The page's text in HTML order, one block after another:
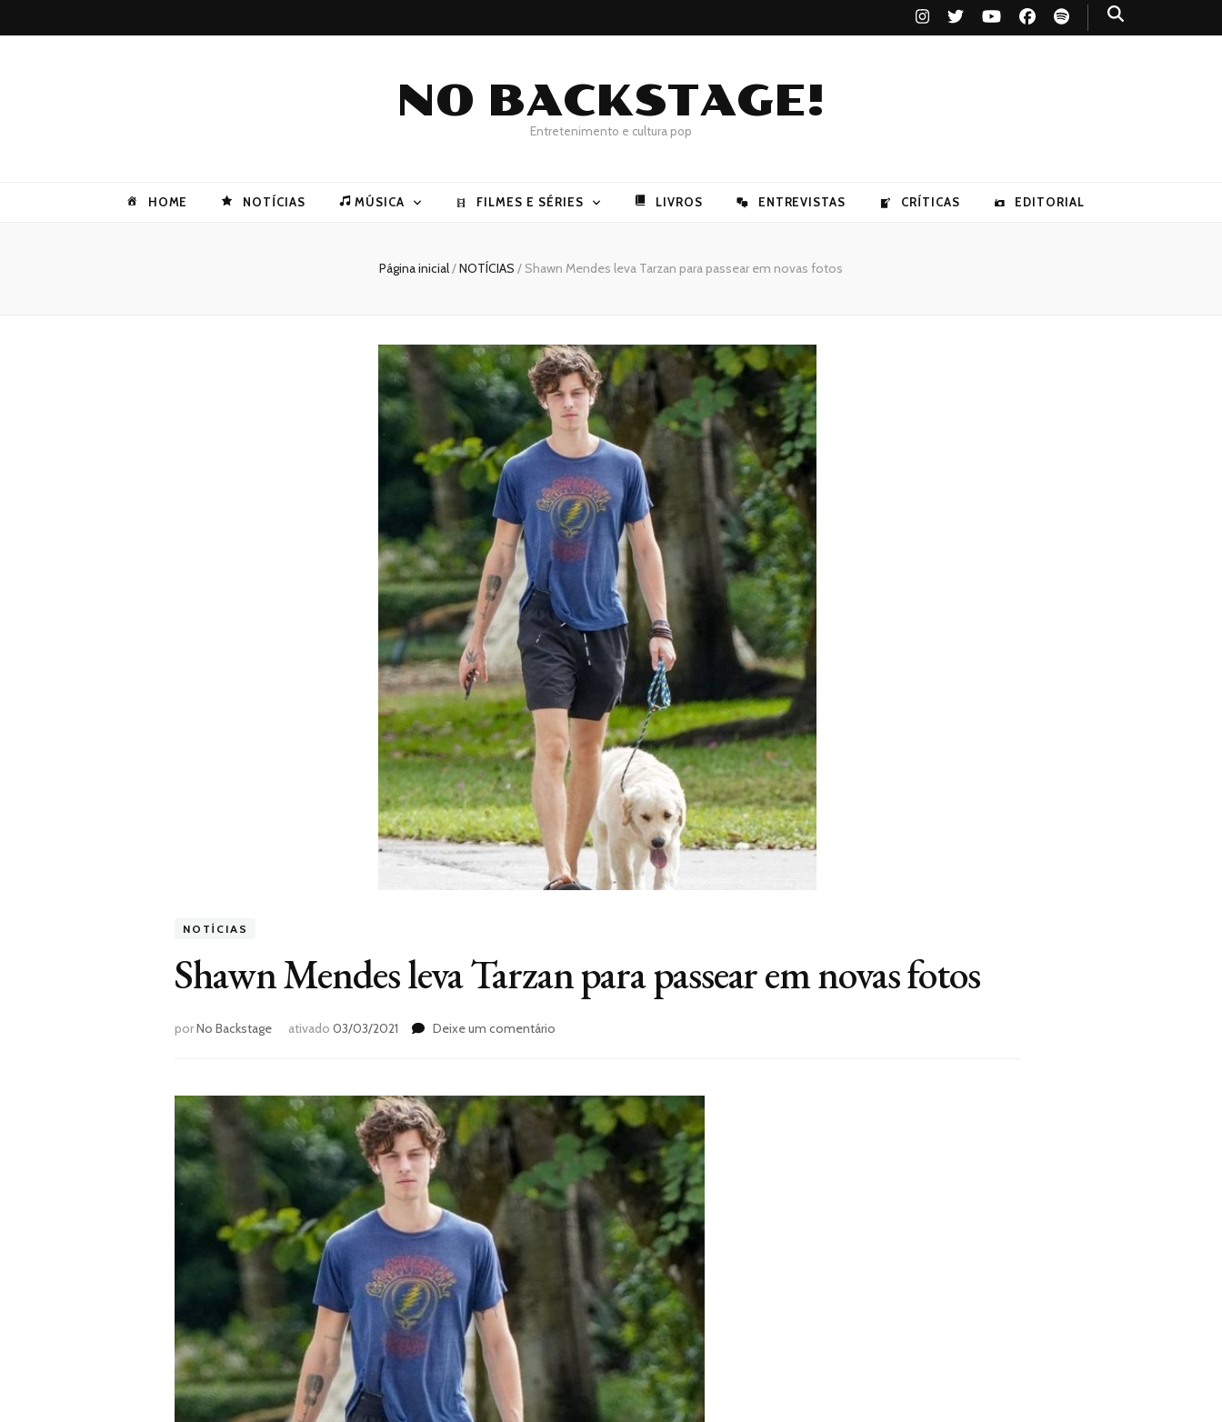
NO BACKSTAGE!
Entretenimento e cultura pop
HOME NOTÍCIAS MÚSICA FILMES E SÉRIES LIVROS ENTREVISTAS CRÍTICAS EDITORIAL
Página inicial/NOTÍCIAS / Shawn Mendes leva Tarzan para passear em novas fotos
NOTÍCIAS
Shawn Mendes leva Tarzan para passear em novas fotos
porNo Backstage ativado 03/03/2021 Deixe um comentário
Tarzan
passear
em
novas
fotos